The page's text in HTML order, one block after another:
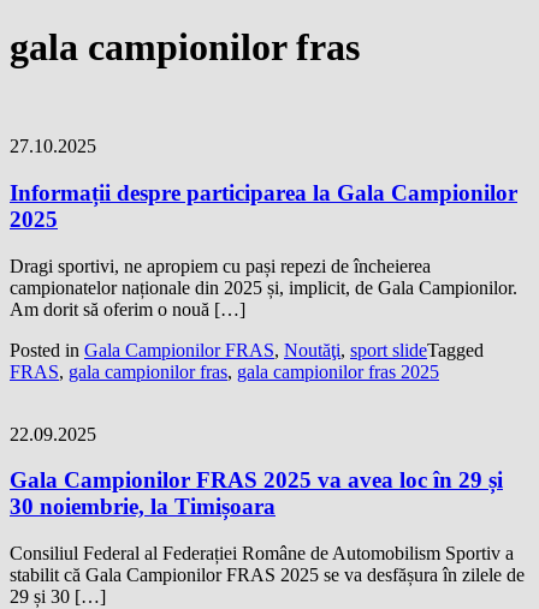
gala campionilor fras
27.10.2025
Informații despre participarea la Gala Campionilor
2025
Dragi sportivi, ne apropiem cu pași repezi de încheierea
campionatelor naționale din 2025 și, implicit, de Gala Campionilor.
Am dorit să oferim o nouă […]
Posted in Gala Campionilor FRAS, Noutăţi, sport slideTagged
FRAS, gala campionilor fras, gala campionilor fras 2025
22.09.2025
Gala Campionilor FRAS 2025 va avea loc în 29 și
30 noiembrie, la Timișoara
Consiliul Federal al Federației Române de Automobilism Sportiv a
stabilit că Gala Campionilor FRAS 2025 se va desfășura în zilele de
29 și 30 […]